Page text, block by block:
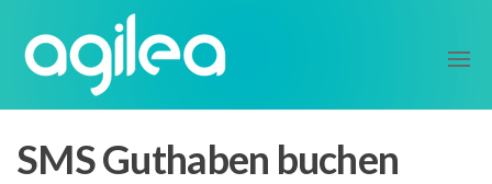
Inhalt
springen
SMS Guthaben buchen